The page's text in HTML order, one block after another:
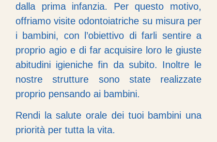
dalla prima infanzia. Per questo motivo,
offriamo visite odontoiatriche su misura per
i bambini, con l’obiettivo di farli sentire a
proprio agio e di far acquisire loro le giuste
abitudini igieniche fin da subito. Inoltre le
nostre strutture sono state realizzate
proprio pensando ai bambini.
Rendi la salute orale dei tuoi bambini una
priorità per tutta la vita.